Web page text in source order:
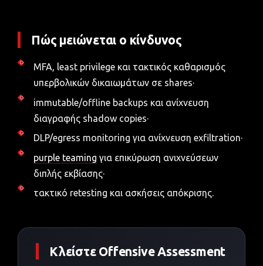
Πώς μειώνεται ο κίνδυνος
MFA, least privilege και τακτικός καθαρισμός
υπερβολικών δικαιωμάτων σε shares·
immutable/offline backups και ανίχνευση
διαγραφής shadow copies·
DLP/egress monitoring για ανίχνευση exfiltration·
purple teaming για επικύρωση ανιχνεύσεων
διπλής εκβίασης·
τακτικό retesting και ασκήσεις απόκρισης.
Κλείστε Offensive Assessment